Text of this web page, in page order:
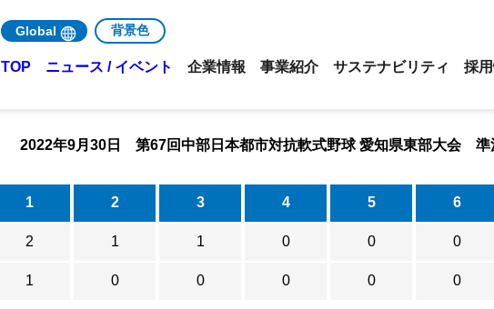
Global 背景色
TOP ニュース / イベント 企業情報 事業紹介 サステナビリティ 採
2022年9月30日 第67回中部日本都市対抗軟式野球 愛知県東部大会 準
1 2 3 4 5 6
2 1 1 0 0 0
1 0 0 0 0 0